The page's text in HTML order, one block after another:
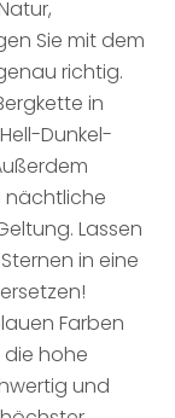
Sie mit dem
richtig.
in
Dunkel-
nächtliche
Lassen
in eine
Farben
hohe
und